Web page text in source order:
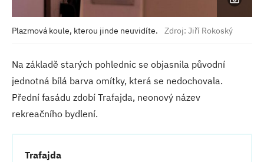
Plazmová koule, kterou jinde neuvidíte. Zdroj: Jiří Rokoský
Na základě starých pohlednic se objasnila původní
jednotná bílá barva omítky, která se nedochovala.
Přední fasádu zdobí Trafajda, neonový název
rekreačního bydlení.
Trafajda